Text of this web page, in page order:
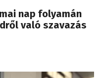
nap folyamán
való szavazás